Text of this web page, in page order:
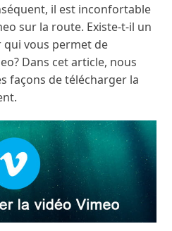
il est inconfortable
sur la route. Existe-t-il un
vous permet de
Dans cet article, nous
façons de télécharger la